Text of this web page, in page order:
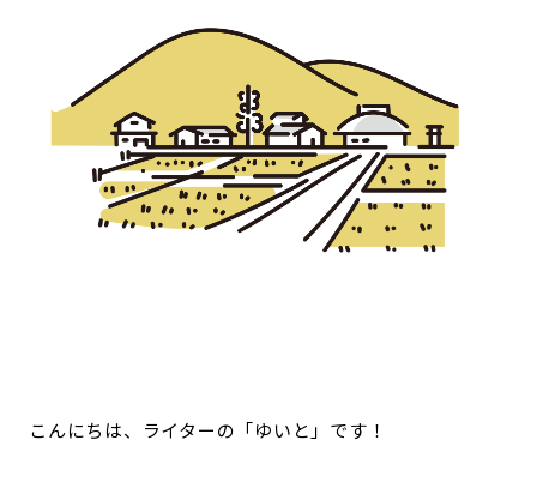
特集コンテンツ
地域を代表する 企業100選
プレスリリース
行政連携記事
MILCプロジェクト
選出企業特別対談
Localist
SDGsの先駆者
イベント
飲食店
ニッポンの百選大全集
記事ライター アンバサダー
こんにちは、ライターの「ゆいと」です！